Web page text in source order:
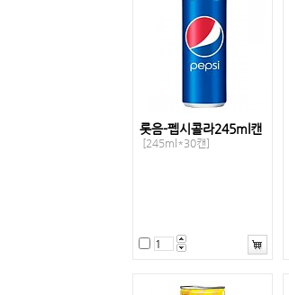
롯음-펩시콜라245ml캔
[245ml*30캔]